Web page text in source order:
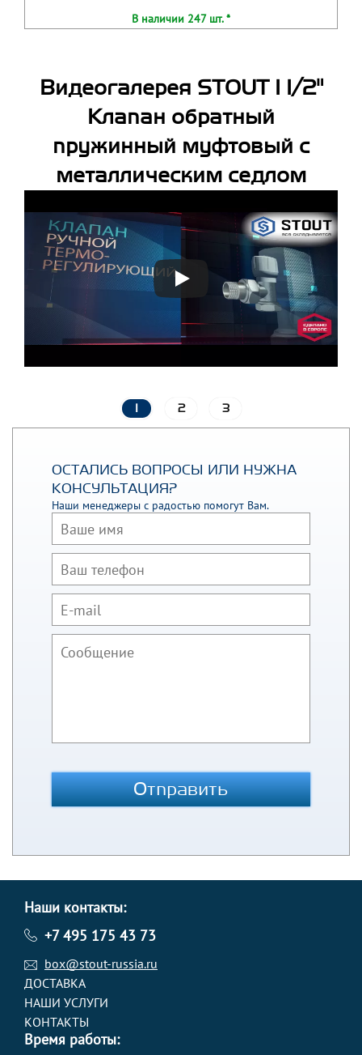
В наличии 247 шт. *
Видеогалерея STOUT 1 1/2"
Клапан обратный
пружинный муфтовый с
металлическим седлом
2 3
ОСТАЛИСЬ ВОПРОСЫ ИЛИ НУЖНА
КОНСУЛЬТАЦИЯ?
Наши менеджеры с радостью помогут Вам.
Отправить
Наши контакты:
+7 495 175 43 73
box@stout-russia.ru
ДОСТАВКА
НАШИ УСЛУГИ
КОНТАКТЫ
Время работы: